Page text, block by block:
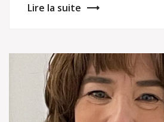
Lire la suite